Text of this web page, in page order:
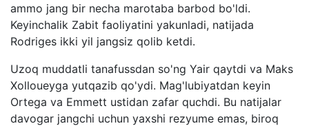
ammo jang bir necha marotaba barbod bo'ldi.
Keyinchalik Zabit faoliyatini yakunladi, natijada
Rodriges ikki yil jangsiz qolib ketdi.
Uzoq muddatli tanafussdan so'ng Yair qaytdi va Maks
Xolloueyga yutqazib qo'ydi. Mag'lubiyatdan keyin
Ortega va Emmett ustidan zafar quchdi. Bu natijalar
davogar jangchi uchun yaxshi rezyume emas, biroq